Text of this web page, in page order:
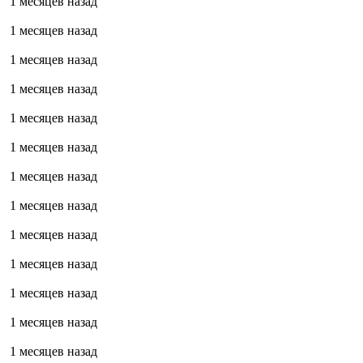
1 месяцев назад
1 месяцев назад
1 месяцев назад
1 месяцев назад
1 месяцев назад
1 месяцев назад
1 месяцев назад
1 месяцев назад
1 месяцев назад
1 месяцев назад
1 месяцев назад
1 месяцев назад